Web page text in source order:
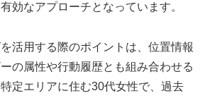
効なアプローチとなっています。
活用する際のポイントは、位置情報
の属性や行動履歴とも組み合わせる
定エリアに住む30代女性で、過去